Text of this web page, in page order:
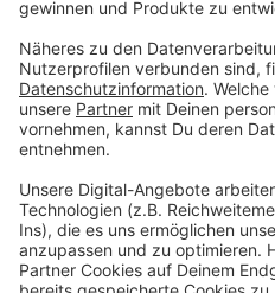
Habe ich bei
Rückerstattung bei
Anzeige
Man muss ganz deutlich
Pauschalreisen
Fluggesellschaft oder der
erbringen? Wenn ja, sieht